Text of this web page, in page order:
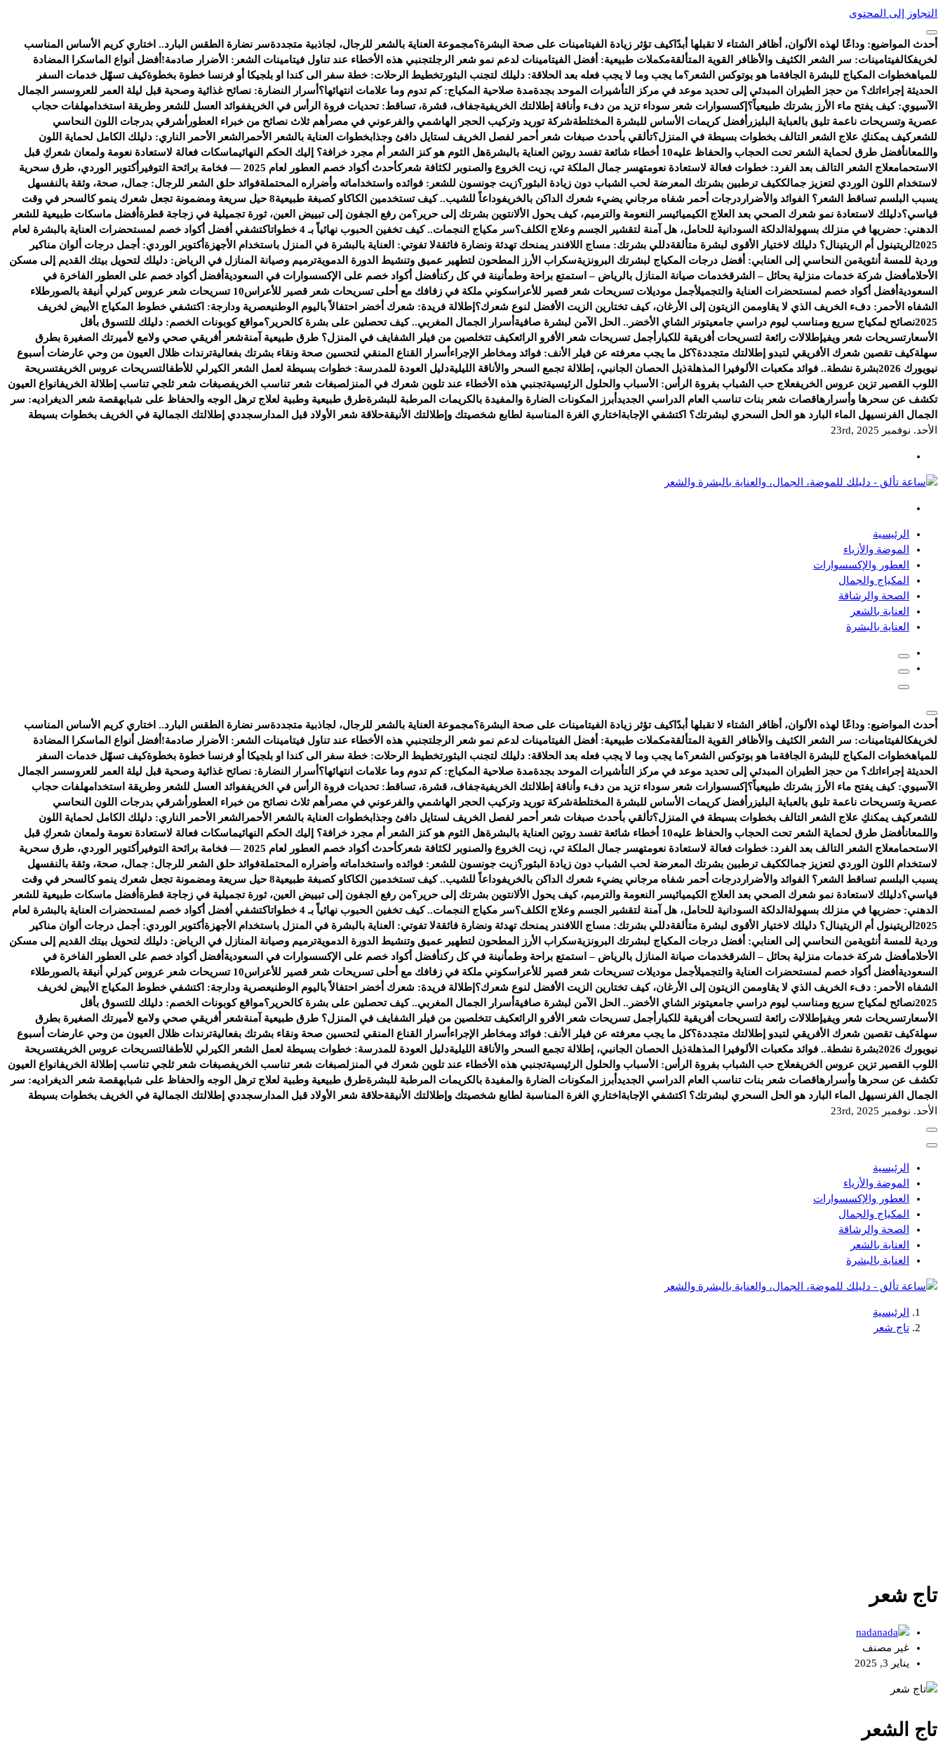
التجاوز إلى المحتوى
أحدث المواضيع: وداعًا لهذه الألوان، أظافر الشتاء لا تقبلها أبدًاكيف تؤثر زيادة الفيتامينات على صحة البشرة؟مجموعة العناية بالشعر للرجال، لجاذبية متجددةسر نضارة الطقس البارد.. اختاري كريم الأساس المناسب
لخريفكالفيتامينات: سر الشعر الكثيف والأظافر القوية المتألقةمكملات طبيعية: أفضل الفيتامينات لدعم نمو شعر الرجلتجنبي هذه الأخطاء عند تناول فيتامينات الشعر: الأضرار صادمة! أفضل أنواع الماسكرا المضادة
للمياهخطوات المكياج للبشرة الجافةما هو بوتوكس الشعر؟ما يجب وما لا يجب فعله بعد الحلاقة: دليلك لتجنب البثورتخطيط الرحلات: خطة سفر الى كندا او بلجيكا أو فرنسا خطوة بخطوةكيف تسهّل خدمات السفر
الحديثة إجراءاتك؟ من حجز الطيران المبدئي إلى تحديد موعد في مركز التأشيرات الموحد بجدةمدة صلاحية المكياج: كم تدوم وما علامات انتهائها؟ أسرار النضارة: نصائح غذائية وصحية قبل ليلة العمر للعروسسر الجمال
الآسيوي: كيف يفتح ماء الأرز بشرتك طبيعياً؟ إكسسوارات شعر سوداء تزيد من دفء وأناقة إطلالتك الخريفيةجفاف، قشرة، تساقط: تحديات فروة الرأس في الخريففوائد العسل للشعر وطريقة استخدامهلفات حجاب
عصرية وتسريحات ناعمة تليق بالعباية البليزر أفضل كريمات الأساس للبشرة المختلطةشركة توريد وتركيب الحجر الهاشمي والفرعوني في مصر أهم ثلاث نصائح من خبراء العطور أشرقي بدرجات اللون النحاسي
للشعركيف يمكنكِ علاج الشعر التالف بخطوات بسيطة في المنزل؟تألقي بأحدث صبغات شعر أحمر لفصل الخريف لستايل دافئ وجذابخطوات العناية بالشعر الأحمر الشعر الأحمر الناري: دليلك الكامل لحماية اللون
واللمعانأفضل طرق لحماية الشعر تحت الحجاب والحفاظ عليه10 أخطاء شائعة تفسد روتين العناية بالبشرة هل الثوم هو كنز الشعر أم مجرد خرافة؟ إليك الحكم النهائيماسكات فعالة لاستعادة نعومة ولمعان شعركِ قبل
الاستحمامعلاج الشعر التالف بعد الفرد: خطوات فعالة لاستعادة نعومتهسر جمال الملكة تي، زيت الخروع والصنوبر لكثافة شعركأحدث أكواد خصم العطور لعام 2025 — فخامة برائحة التوفير
أكتوبر الوردي، طرق سحرية
لاستخدام اللون الوردي لتعزيز جمالككيف ترطبين بشرتك المعرضة لحب الشباب دون زيادة البثور؟زيت جونسون للشعر: فوائده واستخداماته وأضراره المحتملةفوائد حلق الشعر للرجال: جمال، صحة، وثقة بالنفسهل
يسبب البلسم تساقط الشعر؟ الفوائد والأضرار درجات أحمر شفاه مرجاني يضيء شعرك الداكن بالخريفوداعاً للشيب.. كيف تستخدمين الكاكاو كصبغة طبيعية
8 حيل سريعة ومضمونة تجعل شعرك ينمو كالسحر في وقت
قياسي؟دليلك لاستعادة نمو شعرك الصحي بعد العلاج الكيميائيسر النعومة والترميم، كيف يحول الألانتوين بشرتك إلى حرير؟من رفع الجفون إلى تبييض العين، ثورة تجميلية في زجاجة قطرة أفضل ماسكات طبيعية للشعر
الدهني: حضريها في منزلك بسهولة الدلكة السودانية للحامل، هل آمنة لتقشير الجسم وعلاج الكلف؟سر مكياج النجمات.. كيف تخفين الحبوب نهائياً بـ 4 خطوات
اكتشفي أفضل أكواد خصم لمستحضرات العناية بالبشرة لعام
2025 الريتينول أم الريتينال؟ دليلك لاختيار الأقوى لبشرة متألقةدللي بشرتك: مساج اللافندر يمنحك تهدئة ونضارة فائقةلا تفوتي: العناية بالبشرة في المنزل باستخدام الأجهزة أكتوبر الوردي: أجمل درجات ألوان مناكير
وردية للمسة أنثويةمن النحاسي إلى العنابي: أفضل درجات المكياج لبشرتك البرونزيةسكراب الأرز المطحون لتطهير عميق وتنشيط الدورة الدمويةترميم وصيانة المنازل في الرياض: دليلك لتحويل بيتك القديم إلى مسكن
الأحلامأفضل شركة خدمات منزلية بحائل – الشرقخدمات صيانة المنازل بالرياض – استمتع براحة وطمأنينة في كل ركنأفضل أكواد خصم على الإكسسوارات في السعودية أفضل أكواد خصم على العطور الفاخرة في
السعودية أفضل أكواد خصم لمستحضرات العناية والتجميلأجمل موديلات تسريحات شعر قصير للأعراسكوني ملكة في زفافك مع أحلى تسريحات شعر قصير للأعراس10 تسريحات شعر عروس كيرلي أنيقة بالصور
طلاء
الشفاه الأحمر: دفء الخريف الذي لا يقاوممن الزيتون إلى الأرغان، كيف تختارين الزيت الأفضل لنوع شعرك؟ إطلالة فريدة: شعرك أخضر احتفالاً باليوم الوطنيعصرية ودارجة: اكتشفي خطوط المكياج الأبيض لخريف
2025نصائح لمكياج سريع ومناسب ليوم دراسي جامعيتونر الشاي الأخضر.. الحل الآمن لبشرة صافية أسرار الجمال المغربي.. كيف تحصلين على بشرة كالحرير؟مواقع كوبونات الخصم: دليلك للتسوق بأقل
الأسعارتسريحات شعر ويفيإطلالات رائعة لتسريحات أفريقية للكبار أجمل تسريحات شعر الأفرو الرائعكيف تتخلصين من فيلر الشفايف في المنزل؟ طرق طبيعية آمنةشعر أفريقي صحي ولامع لأميرتك الصغيرة بطرق
سهلةكيف تقصين شعرك الأفريقي لتبدو إطلالتك متجددة؟كل ما يجب معرفته عن فيلر الأنف: فوائد ومخاطر الإجراء أسرار القناع المنقي لتحسين صحة ونقاء بشرتك بفعاليةترندات ظلال العيون من وحي عارضات أسبوع
نيويورك 2026
بشرة نشطة.. فوائد مكعبات الألوفيرا المذهلةذيل الحصان الجانبي، إطلالة تجمع السحر والأناقة الليليةدليل العودة للمدرسة: خطوات بسيطة لعمل الشعر الكيرلي للأطفالتسريحات عروس الخريفتسريحة
اللوب القصير تزين عروس الخريفعلاج حب الشباب بفروة الرأس: الأسباب والحلول الرئيسيةتجنبي هذه الأخطاء عند تلوين شعرك في المنزلصبغات شعر تناسب الخريفصبغات شعر ثلجي تناسب إطلالة الخريفانواع العيون
تكشف عن سحرها وأسرارهاقصات شعر بنات تناسب العام الدراسي الجديد أبرز المكونات الضارة والمفيدة بالكريمات المرطبة للبشرةطرق طبيعية وطبية لعلاج ترهل الوجه والحفاظ على شبابهقصة شعر الديغراديه: سر
الجمال الفرنسيهل الماء البارد هو الحل السحري لبشرتك؟ اكتشفي الإجابة اختاري الغرة المناسبة لطابع شخصيتك وإطلالتك الأنيقةحلاقة شعر الأولاد قبل المدارسجددي إطلالتك الجمالية في الخريف بخطوات بسيطة
الأحد. نوفمبر 23rd, 2025
دليلك للموضة، الجمال، والعناية بالبشرة والشعر
الرئيسية
الموضة والأزياء
العطور والإكسسوارات
المكياج والجمال
الصحة والرشاقة
العناية بالشعر
العناية بالبشرة
أحدث المواضيع: وداعًا لهذه الألوان، أظافر الشتاء لا تقبلها أبدًاكيف تؤثر زيادة الفيتامينات على صحة البشرة؟مجموعة العناية بالشعر للرجال، لجاذبية متجددةسر نضارة الطقس البارد.. اختاري كريم الأساس المناسب
لخريفكالفيتامينات: سر الشعر الكثيف والأظافر القوية المتألقةمكملات طبيعية: أفضل الفيتامينات لدعم نمو شعر الرجلتجنبي هذه الأخطاء عند تناول فيتامينات الشعر: الأضرار صادمة! أفضل أنواع الماسكرا المضادة
للمياهخطوات المكياج للبشرة الجافةما هو بوتوكس الشعر؟ما يجب وما لا يجب فعله بعد الحلاقة: دليلك لتجنب البثورتخطيط الرحلات: خطة سفر الى كندا او بلجيكا أو فرنسا خطوة بخطوةكيف تسهّل خدمات السفر
الحديثة إجراءاتك؟ من حجز الطيران المبدئي إلى تحديد موعد في مركز التأشيرات الموحد بجدةمدة صلاحية المكياج: كم تدوم وما علامات انتهائها؟ أسرار النضارة: نصائح غذائية وصحية قبل ليلة العمر للعروسسر الجمال
الآسيوي: كيف يفتح ماء الأرز بشرتك طبيعياً؟ إكسسوارات شعر سوداء تزيد من دفء وأناقة إطلالتك الخريفيةجفاف، قشرة، تساقط: تحديات فروة الرأس في الخريففوائد العسل للشعر وطريقة استخدامهلفات حجاب
عصرية وتسريحات ناعمة تليق بالعباية البليزر أفضل كريمات الأساس للبشرة المختلطةشركة توريد وتركيب الحجر الهاشمي والفرعوني في مصر أهم ثلاث نصائح من خبراء العطور أشرقي بدرجات اللون النحاسي
للشعركيف يمكنكِ علاج الشعر التالف بخطوات بسيطة في المنزل؟تألقي بأحدث صبغات شعر أحمر لفصل الخريف لستايل دافئ وجذابخطوات العناية بالشعر الأحمر الشعر الأحمر الناري: دليلك الكامل لحماية اللون
واللمعانأفضل طرق لحماية الشعر تحت الحجاب والحفاظ عليه10 أخطاء شائعة تفسد روتين العناية بالبشرة هل الثوم هو كنز الشعر أم مجرد خرافة؟ إليك الحكم النهائيماسكات فعالة لاستعادة نعومة ولمعان شعركِ قبل
الاستحمامعلاج الشعر التالف بعد الفرد: خطوات فعالة لاستعادة نعومتهسر جمال الملكة تي، زيت الخروع والصنوبر لكثافة شعركأحدث أكواد خصم العطور لعام 2025 — فخامة برائحة التوفير
أكتوبر الوردي، طرق سحرية
لاستخدام اللون الوردي لتعزيز جمالككيف ترطبين بشرتك المعرضة لحب الشباب دون زيادة البثور؟زيت جونسون للشعر: فوائده واستخداماته وأضراره المحتملةفوائد حلق الشعر للرجال: جمال، صحة، وثقة بالنفسهل
يسبب البلسم تساقط الشعر؟ الفوائد والأضرار درجات أحمر شفاه مرجاني يضيء شعرك الداكن بالخريفوداعاً للشيب.. كيف تستخدمين الكاكاو كصبغة طبيعية
8 حيل سريعة ومضمونة تجعل شعرك ينمو كالسحر في وقت
قياسي؟دليلك لاستعادة نمو شعرك الصحي بعد العلاج الكيميائيسر النعومة والترميم، كيف يحول الألانتوين بشرتك إلى حرير؟من رفع الجفون إلى تبييض العين، ثورة تجميلية في زجاجة قطرة أفضل ماسكات طبيعية للشعر
الدهني: حضريها في منزلك بسهولة الدلكة السودانية للحامل، هل آمنة لتقشير الجسم وعلاج الكلف؟سر مكياج النجمات.. كيف تخفين الحبوب نهائياً بـ 4 خطوات
اكتشفي أفضل أكواد خصم لمستحضرات العناية بالبشرة لعام
2025 الريتينول أم الريتينال؟ دليلك لاختيار الأقوى لبشرة متألقةدللي بشرتك: مساج اللافندر يمنحك تهدئة ونضارة فائقةلا تفوتي: العناية بالبشرة في المنزل باستخدام الأجهزة أكتوبر الوردي: أجمل درجات ألوان مناكير
وردية للمسة أنثويةمن النحاسي إلى العنابي: أفضل درجات المكياج لبشرتك البرونزيةسكراب الأرز المطحون لتطهير عميق وتنشيط الدورة الدمويةترميم وصيانة المنازل في الرياض: دليلك لتحويل بيتك القديم إلى مسكن
الأحلامأفضل شركة خدمات منزلية بحائل – الشرقخدمات صيانة المنازل بالرياض – استمتع براحة وطمأنينة في كل ركنأفضل أكواد خصم على الإكسسوارات في السعودية أفضل أكواد خصم على العطور الفاخرة في
السعودية أفضل أكواد خصم لمستحضرات العناية والتجميلأجمل موديلات تسريحات شعر قصير للأعراسكوني ملكة في زفافك مع أحلى تسريحات شعر قصير للأعراس10 تسريحات شعر عروس كيرلي أنيقة بالصور
طلاء
الشفاه الأحمر: دفء الخريف الذي لا يقاوممن الزيتون إلى الأرغان، كيف تختارين الزيت الأفضل لنوع شعرك؟ إطلالة فريدة: شعرك أخضر احتفالاً باليوم الوطنيعصرية ودارجة: اكتشفي خطوط المكياج الأبيض لخريف
2025نصائح لمكياج سريع ومناسب ليوم دراسي جامعيتونر الشاي الأخضر.. الحل الآمن لبشرة صافية أسرار الجمال المغربي.. كيف تحصلين على بشرة كالحرير؟مواقع كوبونات الخصم: دليلك للتسوق بأقل
الأسعارتسريحات شعر ويفيإطلالات رائعة لتسريحات أفريقية للكبار أجمل تسريحات شعر الأفرو الرائعكيف تتخلصين من فيلر الشفايف في المنزل؟ طرق طبيعية آمنةشعر أفريقي صحي ولامع لأميرتك الصغيرة بطرق
سهلةكيف تقصين شعرك الأفريقي لتبدو إطلالتك متجددة؟كل ما يجب معرفته عن فيلر الأنف: فوائد ومخاطر الإجراء أسرار القناع المنقي لتحسين صحة ونقاء بشرتك بفعاليةترندات ظلال العيون من وحي عارضات أسبوع
نيويورك 2026
بشرة نشطة.. فوائد مكعبات الألوفيرا المذهلةذيل الحصان الجانبي، إطلالة تجمع السحر والأناقة الليليةدليل العودة للمدرسة: خطوات بسيطة لعمل الشعر الكيرلي للأطفالتسريحات عروس الخريفتسريحة
اللوب القصير تزين عروس الخريفعلاج حب الشباب بفروة الرأس: الأسباب والحلول الرئيسيةتجنبي هذه الأخطاء عند تلوين شعرك في المنزلصبغات شعر تناسب الخريفصبغات شعر ثلجي تناسب إطلالة الخريفانواع العيون
تكشف عن سحرها وأسرارهاقصات شعر بنات تناسب العام الدراسي الجديد أبرز المكونات الضارة والمفيدة بالكريمات المرطبة للبشرةطرق طبيعية وطبية لعلاج ترهل الوجه والحفاظ على شبابهقصة شعر الديغراديه: سر
الجمال الفرنسيهل الماء البارد هو الحل السحري لبشرتك؟ اكتشفي الإجابة اختاري الغرة المناسبة لطابع شخصيتك وإطلالتك الأنيقةحلاقة شعر الأولاد قبل المدارسجددي إطلالتك الجمالية في الخريف بخطوات بسيطة
الأحد. نوفمبر 23rd, 2025
الرئيسية
الموضة والأزياء
العطور والإكسسوارات
المكياج والجمال
الصحة والرشاقة
العناية بالشعر
العناية بالبشرة
دليلك للموضة، الجمال، والعناية بالبشرة والشعر
الرئيسية
تاج شعر
تاج شعر
nada
غير مصنف
يناير 3, 2025
تاج الشعر